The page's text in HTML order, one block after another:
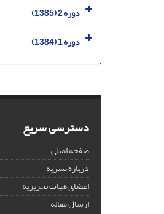
دوره 2 (1385)
دوره 1 (1384)
دسترسی سریع
صفحه اصلی
درباره نشریه
اعضای هیات تحریریه
ارسال مقاله